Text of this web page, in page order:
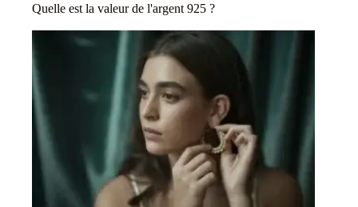
Quelle est la valeur de l'argent 925 ?